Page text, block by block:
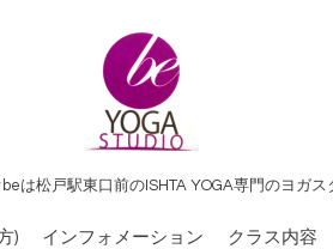
は松戸駅東口前のISHTA YOGA専門のヨガス
) インフォメーション クラス内容